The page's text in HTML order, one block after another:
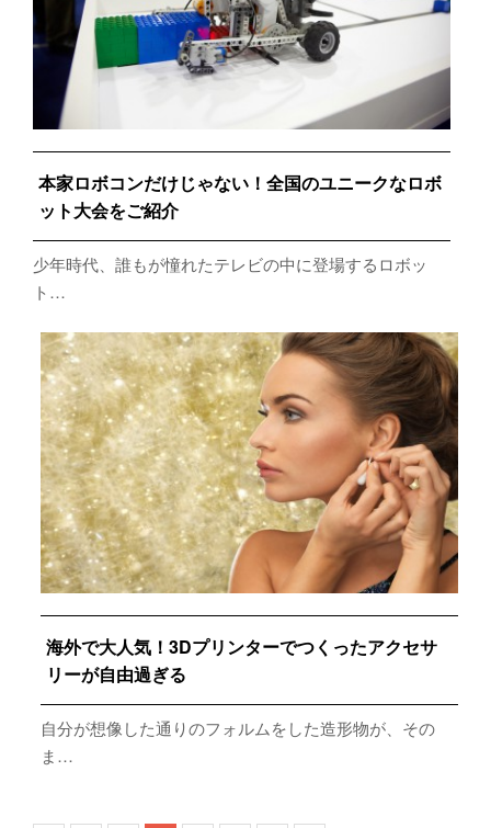
本家ロボコンだけじゃない！全国のユニークなロボ
ット大会をご紹介
少年時代、誰もが憧れたテレビの中に登場するロボッ
ト…
海外で大人気！3Dプリンターでつくったアクセサ
リーが自由過ぎる
自分が想像した通りのフォルムをした造形物が、その
ま…